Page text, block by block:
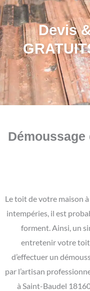
Devis
Le toit de votre maison
intempéries, il est
forment. Ainsi, un
entretenir votre
d’effectuer un
par l’artisan
à Saint-Baudel